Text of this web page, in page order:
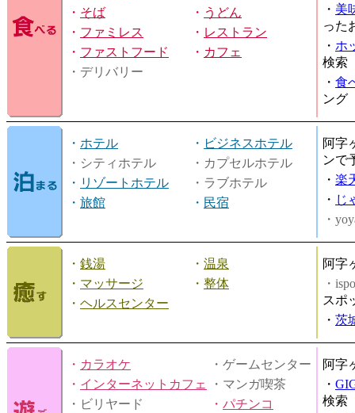
・ そば ・ うどん
・ ファミレス ・ レストラン
・ ファストフード ・ カフェ
・デリバリー
・ 美
った
・ ホ
検索
・ 食
ング
・ ホテル ・ ビジネスホテル
・シティホテル
・カプセルホテル
・ リゾートホテル
・ラブホテル
・ 旅館 ・ 民宿
阿字
ンで
・ 楽
・ じ
・
・ 銭湯 ・ 温泉
・ マッサージ ・ 整体
・ ヘルスセンター
阿字
・
スポ
・ 茨
・ カラオケ
・ゲームセンター
・ インターネットカフェ
・マンガ喫茶
・ビリヤード
・ パチンコ
阿字
・
検索